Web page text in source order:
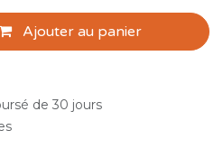
Ajouter au panier
de 30 jours